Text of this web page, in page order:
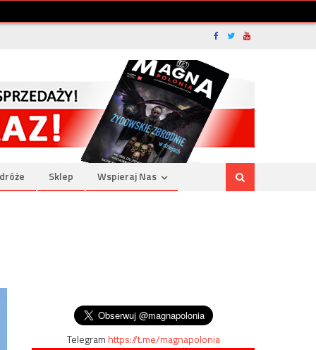
Sklep Wspieraj Nas
Telegramhttps://t.me/magnapolonia